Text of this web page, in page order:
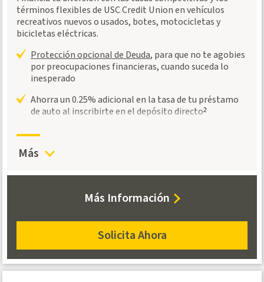
términos flexibles de USC Credit Union en vehículos
recreativos nuevos o usados, botes, motocicletas y
bicicletas eléctricas.
Protección opcional de Deuda, para que no te agobies
por preocupaciones financieras, cuando suceda lo
inesperado
Ahorra un 0.25% adicional en la tasa de tu préstamo
de auto al inscribirte en el depósito directo2
7.94%
Más
Más Informaciónabout
Solicita Ahora
apply
for
a